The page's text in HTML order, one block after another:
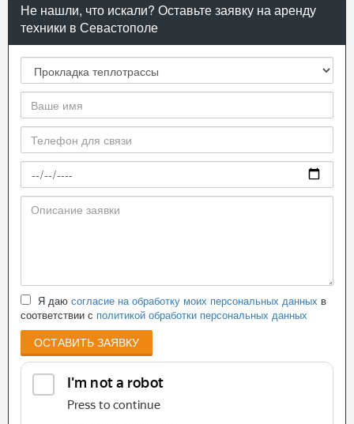
Не нашли, что искали? Оставьте заявку на аренду
техники в Севастополе
Я даю согласие на обработку моих персональных данных в
соответствии с политикой обработки персональных данных
ОСТАВИТЬ ЗАЯВКУ